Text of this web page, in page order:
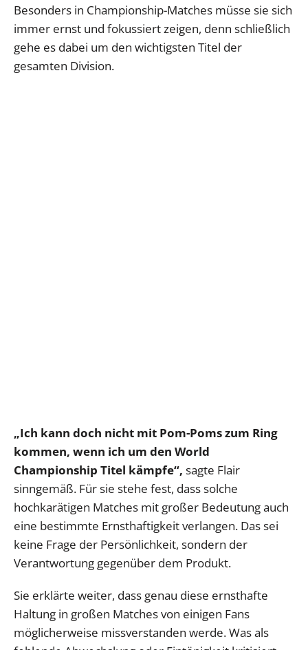
Besonders in Championship-Matches müsse sie sich
immer ernst und fokussiert zeigen, denn schließlich
gehe es dabei um den wichtigsten Titel der
gesamten Division.
„Ich kann doch nicht mit Pom-Poms zum Ring
kommen, wenn ich um den World
Championship Titel kämpfe“, sagte Flair
sinngemäß. Für sie stehe fest, dass solche
hochkarätigen Matches mit großer Bedeutung auch
eine bestimmte Ernsthaftigkeit verlangen. Das sei
keine Frage der Persönlichkeit, sondern der
Verantwortung gegenüber dem Produkt.
Sie erklärte weiter, dass genau diese ernsthafte
Haltung in großen Matches von einigen Fans
möglicherweise missverstanden werde. Was als